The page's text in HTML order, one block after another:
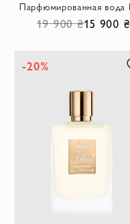
19 900 ₴15 900 ₴
-20%